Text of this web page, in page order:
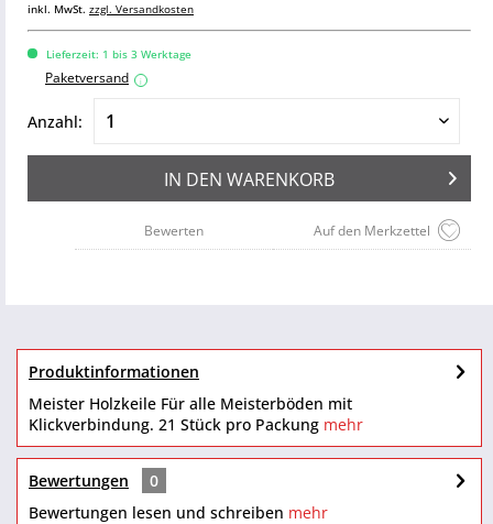
inkl. MwSt. zzgl. Versandkosten
Lieferzeit: 1 bis 3 Werktage
Paketversand i
Anzahl:
IN DEN WARENKORB
Auf den Merkzettel
Bewerten
Produktinformationen
Meister Holzkeile Für alle Meisterböden mit
Klickverbindung. 21 Stück pro Packung mehr
Bewertungen
0
Bewertungen lesen und schreiben mehr